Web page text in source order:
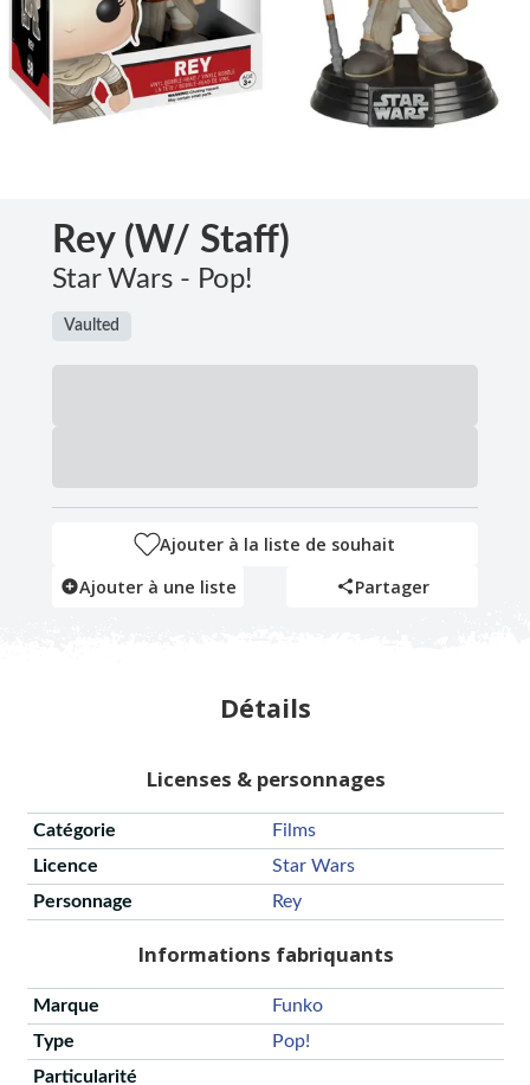
Rey (w/ Staff)
Star Wars - Pop!
Vaulted
Ajouter à la liste de souhait
Ajouter à une liste
Partager
Détails
Licenses & personnages
Catégorie
Films
Licence
Star Wars
Personnage
Rey
Informations fabriquants
Marque
Funko
Type
Pop!
Particularité